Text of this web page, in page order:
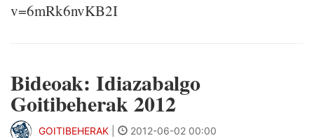
v=6mRk6nvKB2I
Bideoak: Idiazabalgo
Goitibeherak 2012
GOITIBEHERAK 2012-06-02 00:00